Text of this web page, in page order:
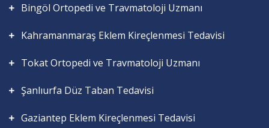
Bingöl Ortopedi ve Travmatoloji Uzmanı
Kahramanmaraş Eklem Kireçlenmesi Tedavisi
Tokat Ortopedi ve Travmatoloji Uzmanı
Şanlıurfa Düz Taban Tedavisi
Gaziantep Eklem Kireçlenmesi Tedavisi